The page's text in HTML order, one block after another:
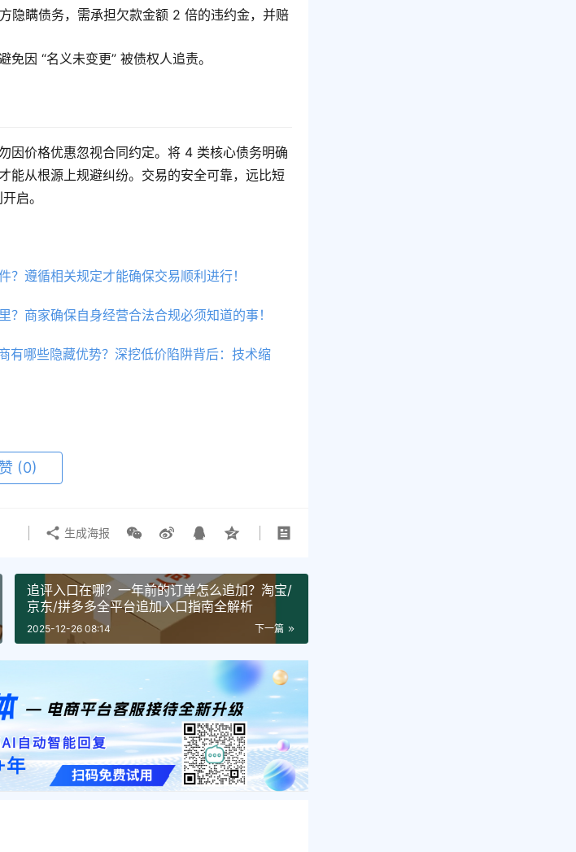
隐瞒债务，需承担欠款金额 2 倍的违约金，并赔
因 “名义未变更” 被债权人追责。
因价格优惠忽视合同约定。将 4 类核心债务明确
能从根源上规避纠纷。交易的安全可靠，远比短
启。
遵循相关规定才能确保交易顺利进行！
商家确保自身经营合法合规必须知道的事！
有哪些隐藏优势？深挖低价陷阱背后：技术缩
赞 (0)
生成海报
追评入口在哪？一年前的订单怎么追加？淘宝/
京东/拼多多全平台追加入口指南全解析
下一篇
2025-12-26 08:14